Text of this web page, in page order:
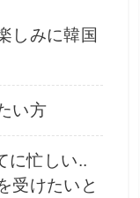
しみに韓国
い方
に忙しい..
受けたいと